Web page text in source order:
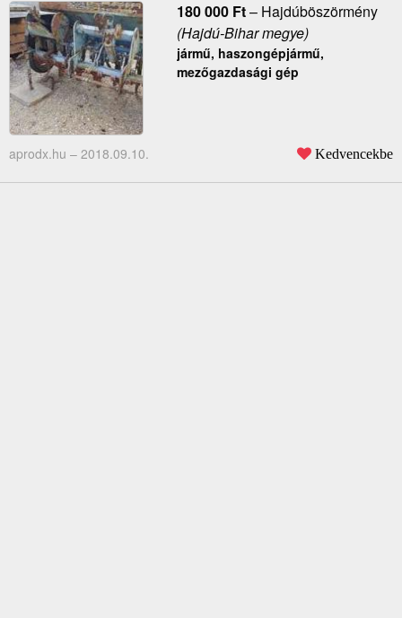
180 000 Ft– Hajdúböszörmény
(Hajdú-Bihar megye)
jármű, haszongépjármű,
mezőgazdasági gép
aprodx.hu – 2018.09.10. Kedvencekbe